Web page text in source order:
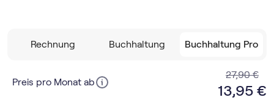
Rechnung Buchhaltung Buchhaltung Pro
Preis pro Monat ab
27,90 €
13,95 €